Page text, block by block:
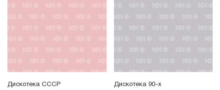
Дискотека СССР Дискотека 90-х